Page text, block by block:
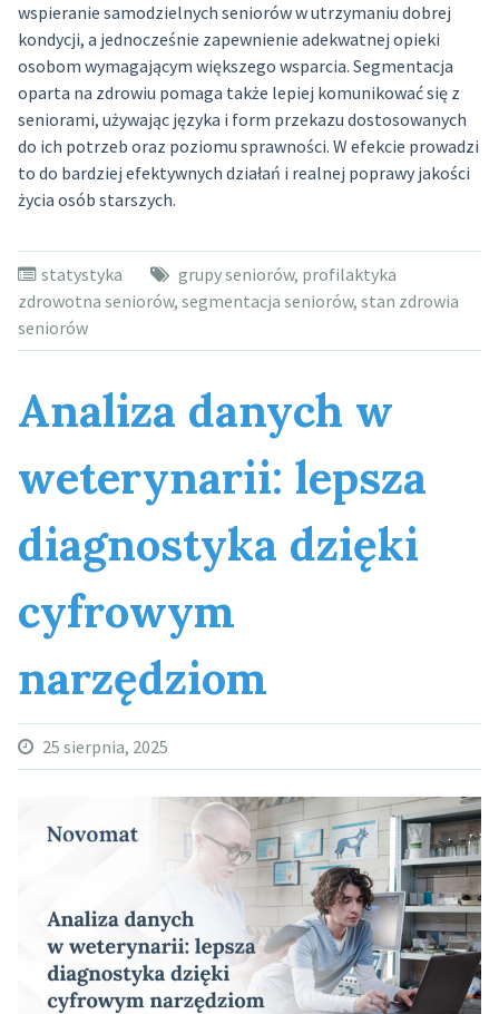
wspieranie samodzielnych seniorów w utrzymaniu dobrej
kondycji, a jednocześnie zapewnienie adekwatnej opieki
osobom wymagającym większego wsparcia. Segmentacja
oparta na zdrowiu pomaga także lepiej komunikować się z
seniorami, używając języka i form przekazu dostosowanych
do ich potrzeb oraz poziomu sprawności. W efekcie prowadzi
to do bardziej efektywnych działań i realnej poprawy jakości
życia osób starszych.
statystyka grupy seniorów, profilaktyka
zdrowotna seniorów, segmentacja seniorów, stan zdrowia
seniorów
Analiza danych w
weterynarii: lepsza
diagnostyka dzięki
cyfrowym
narzędziom
25 sierpnia, 2025